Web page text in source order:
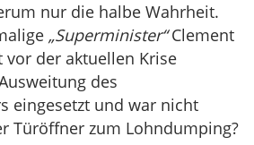
nur die halbe Wahrheit.
„Superminister“Clement
der aktuellen Krise
des
eingesetzt und war nicht
Türöffner zum Lohndumping?